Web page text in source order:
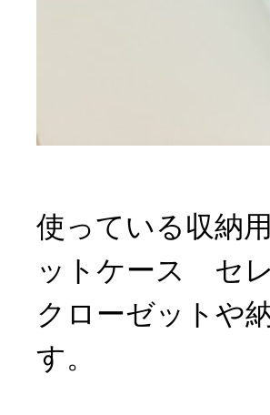
使っている収納
ットケース セレ
クローゼットや
す。